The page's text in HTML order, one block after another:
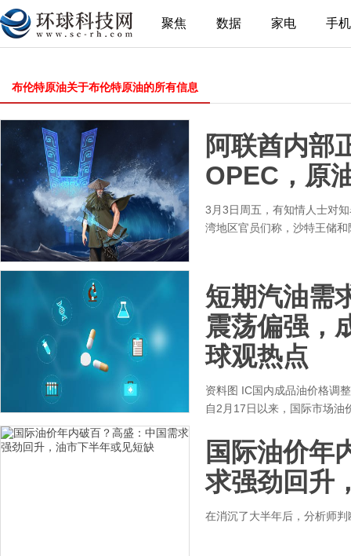
聚焦 数据 家电 手机
布伦特原油关于布伦特原油的所有信息
阿联酋内部
OPEC，原
3月3日周五，有知情人士对
湾地区官员们称，沙特王储
短期汽油需
震荡偏强，
球观热点
资料图 IC国内成品油价格调
自2月17日以来，国际市场油
国际油价年
求强劲回升
在消沉了大半年后，分析师